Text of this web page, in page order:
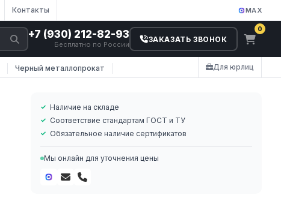
Контакты MAX
+7 (930) 212-82-93
Бесплатно по России
ЗАКАЗАТЬ ЗВОНОК
0
Черный металлопрокат Для юрлиц
Наличие на складе
Соответствие стандартам ГОСТ и ТУ
Обязательное наличие сертификатов
Мы онлайн для уточнения цены